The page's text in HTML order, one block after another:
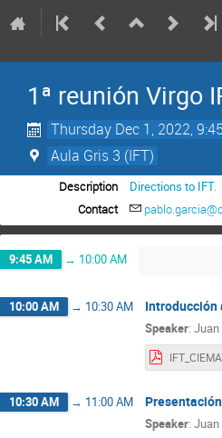
1ª reunión Virgo
Thursday Dec 1, 2022,
Aula Gris 3 (IFT)
Description Directions to IFT.
Contact
9:45 AM → 10:00 AM
10:00 AM → 10:30 AM Introducción
Speaker: Juan
10:30 AM → 11:00 AM
Speaker: Juan